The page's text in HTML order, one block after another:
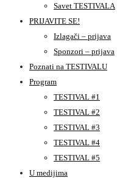
Savet TESTIVALA
PRIJAVITE SE!
Izlagači – prijava
Sponzori – prijava
Poznati na TESTIVALU
Program
TESTIVAL #1
TESTIVAL #2
TESTIVAL #3
TESTIVAL #4
TESTIVAL #5
U medijima